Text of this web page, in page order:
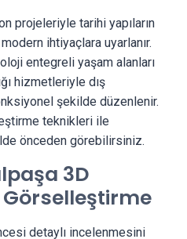
projeleriyle tarihi yapıların
ihtiyaçlara uyarlanır.
entegreli yaşam alanları
hizmetleriyle dış
şekilde düzenlenir.
teknikleri ile
önceden görebilirsiniz.
3D
detaylı incelenmesini